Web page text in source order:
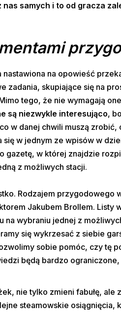
samych i to od gracza
na opowieść
zadania, skupiające się na
tego, że nie wymagają
są niezwykle interesująco,
w danej chwili muszą
się w jednym ze wpisów w
gazetę, w której znajdzie
z możliwych stacji.
Rodzajem
Jakubem Brollem. Listy
na wybraniu jednej z
się wykrzesać z siebie
sobie pomóc, czy
będą bardzo
nie tylko zmieni fabułę,
steamowskie osiągnięcia,